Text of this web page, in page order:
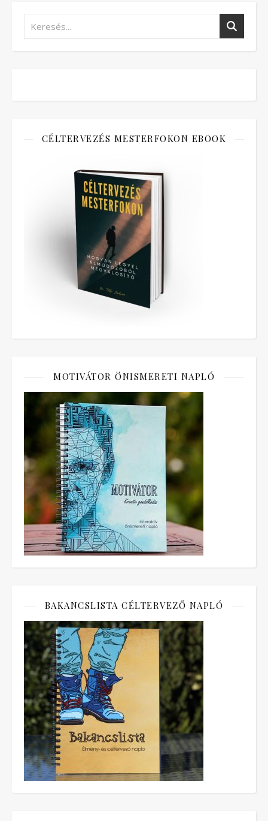
CÉLTERVEZÉS MESTERFOKON EBOOK
MOTIVÁTOR ÖNISMERETI NAPLÓ
BAKANCSLISTA CÉLTERVEZŐ NAPLÓ